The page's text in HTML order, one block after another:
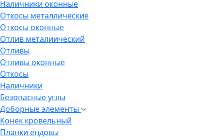
Наличники оконные
Откосы металлические
Откосы оконные
Отлив металиический
Отливы
Отливы оконные
Откосы
Наличники
Безопасные углы
Доборные элементы
Конек кровельный
Планки ендовы